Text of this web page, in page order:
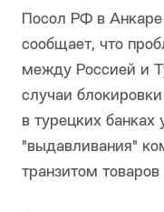
Посол РФ в
сообщает, что
между Россией и
случаи
в турецких банках
"выдавливания"
транзитом